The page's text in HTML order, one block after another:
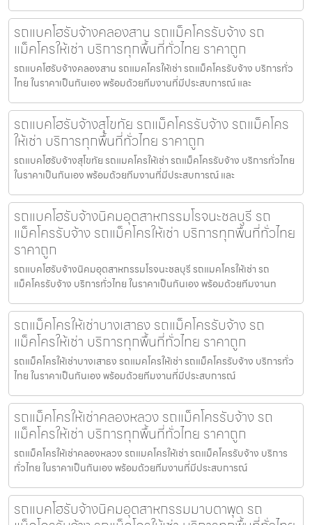
รถแบคโฮรับจ้างคลองสาน รถแม็คโครรับจ้าง รถ
แม็คโครให้เช่า บริการทุกพื้นที่ทั่วไทย ราคาถูก
รถแบคโฮรับจ้างคลองสาน รถแมคโครให้เช่า รถแม็คโครรับจ้าง บริการทั่ว
ไทย ในราคาเป็นกันเอง พร้อมด้วยทีมงานที่มีประสบการณ์ และ
รถแบคโฮรับจ้างสุโขทัย รถแม็คโครรับจ้าง รถแม็คโคร
ให้เช่า บริการทุกพื้นที่ทั่วไทย ราคาถูก
รถแบคโฮรับจ้างสุโขทัย รถแมคโครให้เช่า รถแม็คโครรับจ้าง บริการทั่วไทย
ในราคาเป็นกันเอง พร้อมด้วยทีมงานที่มีประสบการณ์ และ
รถแบคโฮรับจ้างนิคมอุตสาหกรรมโรจนะชลบุรี รถ
แม็คโครรับจ้าง รถแม็คโครให้เช่า บริการทุกพื้นที่ทั่วไทย
ราคาถูก
รถแบคโฮรับจ้างนิคมอุตสาหกรรมโรจนะชลบุรี รถแมคโครให้เช่า รถ
แม็คโครรับจ้าง บริการทั่วไทย ในราคาเป็นกันเอง พร้อมด้วยทีมงานท
รถแม็คโครให้เช่าบางเสาธง รถแม็คโครรับจ้าง รถ
แม็คโครให้เช่า บริการทุกพื้นที่ทั่วไทย ราคาถูก
รถแม็คโครให้เช่าบางเสาธง รถแมคโครให้เช่า รถแม็คโครรับจ้าง บริการทั่ว
ไทย ในราคาเป็นกันเอง พร้อมด้วยทีมงานที่มีประสบการณ์
รถแม็คโครให้เช่าคลองหลวง รถแม็คโครรับจ้าง รถ
แม็คโครให้เช่า บริการทุกพื้นที่ทั่วไทย ราคาถูก
รถแม็คโครให้เช่าคลองหลวง รถแมคโครให้เช่า รถแม็คโครรับจ้าง บริการ
ทั่วไทย ในราคาเป็นกันเอง พร้อมด้วยทีมงานที่มีประสบการณ์
รถแบคโฮรับจ้างนิคมอุตสาหกรรมมาบตาพุด รถ